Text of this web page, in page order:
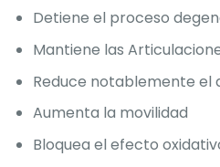
Detiene el proceso
Mantiene las
Reduce notablemente el
Aumenta la movilidad
Bloquea el efecto